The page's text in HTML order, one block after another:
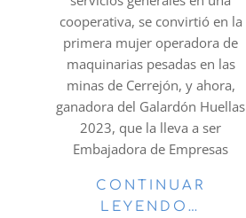
cooperativa, se convirtió en la
primera mujer operadora de
maquinarias pesadas en las
minas de Cerrejón, y ahora,
ganadora del Galardón Huellas
2023, que la lleva a ser
Embajadora de Empresas
CONTINUAR
LEYENDO…